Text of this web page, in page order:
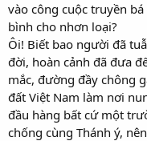
vào công cuộc truyền
bình cho nhơn loại?
Ôi! Biết bao người đã
đời, hoàn cảnh đã đưa
mắc, đường đầy chông
đất Việt Nam làm nơi
đầu hàng bất cứ một
chống cùng Thánh ý,